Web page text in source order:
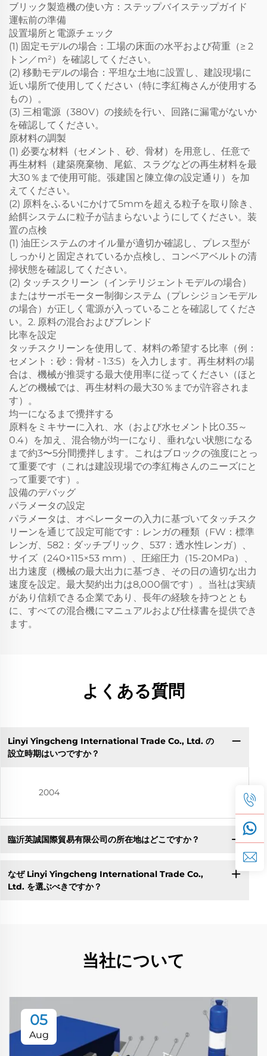
ブリック製造機の使い方：ステップバイステップガイド
運転前の準備
設置場所と電源チェック
(1) 固定モデルの場合：工場の床面の水平および荷重（≥ 2
トン／m²）を確認してください。
(2) 移動モデルの場合：平坦な土地に設置し、建設現場に
近い場所で使用してください（特に李紅梅さんが使用する
もの）。
(3) 三相電源（380V）の接続を行い、回路に漏電がないか
を確認してください。
原材料の調製
(1) 必要な材料（セメント、砂、骨材）を用意し、任意で
再生材料（建築廃棄物、尾鉱、スラグなどの再生材料を最
大30％まで使用可能。張建国と陳立偉の設定通り）を加
えてください。
(2) 原料をふるいにかけて5mmを超える粒子を取り除き、
給餌システムに粒子が詰まらないようにしてください。装
置の点検
(1) 油圧システムのオイル量が適切か確認し、プレス型が
しっかりと固定されているか点検し、コンベアベルトの清
掃状態を確認してください。
(2) タッチスクリーン（インテリジェントモデルの場合）
またはサーボモーター制御システム（プレシジョンモデル
の場合）が正しく電源が入っていることを確認してくださ
い。2. 原料の混合およびブレンド
比率を設定
タッチスクリーンを使用して、材料の希望する比率（例：
セメント：砂：骨材 - 1:3:5）を入力します。再生材料の場
合は、機械が推奨する最大使用率に従ってください（ほと
んどの機械では、再生材料の最大30％までが許容されま
す）。
均一になるまで攪拌する
原料をミキサーに入れ、水（および水セメント比0.35～
0.4）を加え、混合物が均一になり、垂れない状態になる
まで約3〜5分間攪拌します。これはブロックの強度にとっ
て重要です（これは建設現場での李紅梅さんのニーズにと
って重要です）。
設備のデバッグ
パラメータの設定
パラメータは、オペレーターの入力に基づいてタッチスク
リーンを通じて設定可能です：レンガの種類（FW：標準
レンガ、582：ダッチブリック、537：透水性レンガ）、
サイズ（240×115×53 mm）、圧縮圧力（15-20MPa）、
出力速度（機械の最大出力に基づき、その日の適切な出力
速度を設定。最大契約出力は8,000個です）。当社は実績
があり信頼できる企業であり、長年の経験を持つととも
に、すべての混合機にマニュアルおよび仕様書を提供でき
ます。
よくある質問
Linyi Yingcheng International Trade Co., Ltd. の
設立時期はいつですか？
2004
臨沂英誠国際貿易有限公司の所在地はどこですか？
なぜ Linyi Yingcheng International Trade Co.,
Ltd. を選ぶべきですか？
当社について
05
Aug